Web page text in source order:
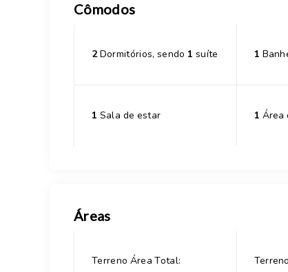
Cômodos
2Dormitórios, sendo 1 suíte 1
1 Sala de estar 1 Área
Áreas
Terreno Área Total: